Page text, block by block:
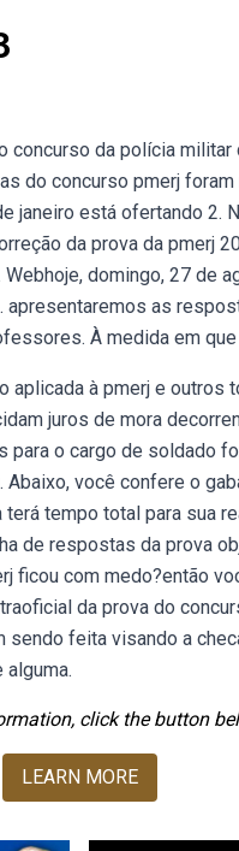
da polícia
do concurso pmerj
janeiro está ofertando 2.
da prova da pmerj
domingo, 27 de
as
À medida em
à pmerj e outros
juros de mora
para o cargo de soldado
você confere o
tempo total para sua
de respostas da prova
ficou com medo?então
da prova do
sendo feita visando a
click the button
LEARN MORE